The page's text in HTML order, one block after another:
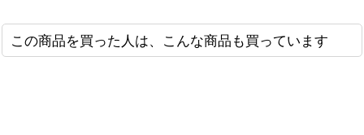
この商品を買った人は、こんな商品も買っています